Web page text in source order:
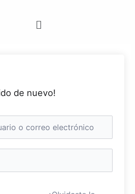
de nuevo!